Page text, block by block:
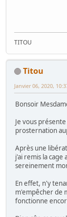
TITOU
Titou
Janvier 06, 2020,
Bonsoir
Je vous
prosternation
Après une
j'ai remis la
sereinement
En effet, n'y
m'empêcher de
fonctionne